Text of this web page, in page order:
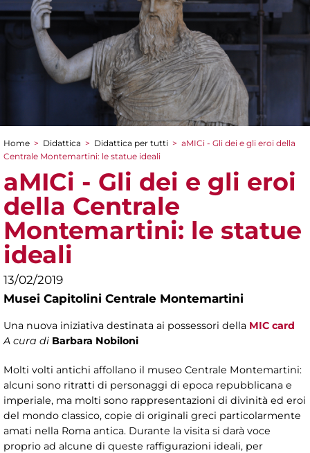
Tu sei qui
Home > Didattica > Didattica per tutti > aMICi - Gli dei e gli eroi della
Centrale Montemartini: le statue ideali
aMICi - Gli dei e gli eroi
della Centrale
Montemartini: le statue
ideali
13/02/2019
Musei Capitolini Centrale Montemartini
Una nuova iniziativa destinata ai possessori della MIC card
A cura di Barbara Nobiloni
Molti volti antichi affollano il museo Centrale Montemartini:
alcuni sono ritratti di personaggi di epoca repubblicana e
imperiale, ma molti sono rappresentazioni di divinità ed eroi
del mondo classico, copie di originali greci particolarmente
amati nella Roma antica. Durante la visita si darà voce
proprio ad alcune di queste raffigurazioni ideali, per